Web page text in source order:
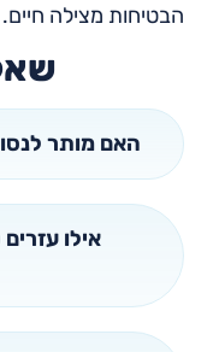
הבטיחות מצילה חיים.
האם מותר
אילו עזרים